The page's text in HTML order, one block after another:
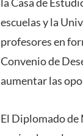
escuelas y la
profesores en
Convenio de
aumentar las
El Diplomado de